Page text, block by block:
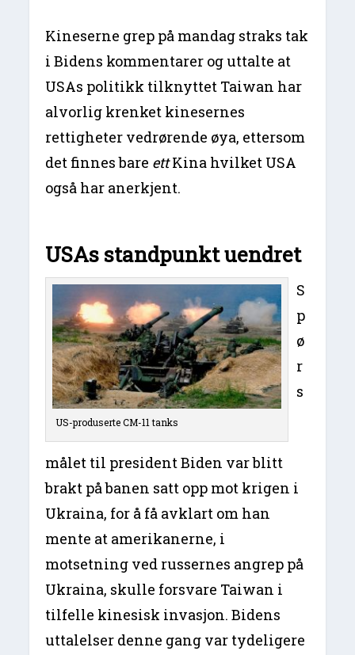
Kineserne grep på mandag straks tak
i Bidens kommentarer og uttalte at
USAs politikk tilknyttet Taiwan har
alvorlig krenket kinesernes
rettigheter vedrørende øya, ettersom
det finnes bare ettKina hvilket USA
også har anerkjent.
USAs standpunkt uendret
US-produserte CM-11 tanks
S
p
ø
r
s
målet til president Biden var blitt
brakt på banen satt opp mot krigen i
Ukraina, for å få avklart om han
mente at amerikanerne, i
motsetning ved russernes angrep på
Ukraina, skulle forsvare Taiwan i
tilfelle kinesisk invasjon. Bidens
uttalelser denne gang var tydeligere